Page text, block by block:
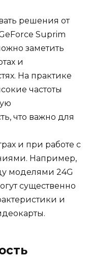
решения от
Suprim
заметить
и
На практике
частоты
что важно для
и при работе с
Например,
моделями 24G
существенно
и